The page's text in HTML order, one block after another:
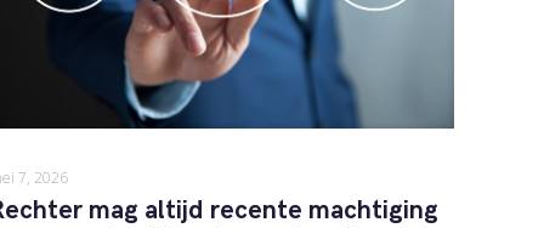
7, 2026
mag altijd recente machtiging